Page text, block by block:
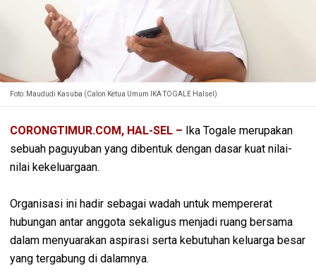
Foto: Maududi Kasuba (Calon Ketua Umum IKA TOGALE Halsel)
CORONGTIMUR.COM, HAL-SEL – Ika Togale merupakan
sebuah paguyuban yang dibentuk dengan dasar kuat nilai-
nilai kekeluargaan.
Organisasi ini hadir sebagai wadah untuk mempererat
hubungan antar anggota sekaligus menjadi ruang bersama
dalam menyuarakan aspirasi serta kebutuhan keluarga besar
yang tergabung di dalamnya.